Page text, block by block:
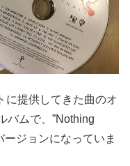
に提供してきた曲のオ
バムで、”Nothing
ジョンになっていま